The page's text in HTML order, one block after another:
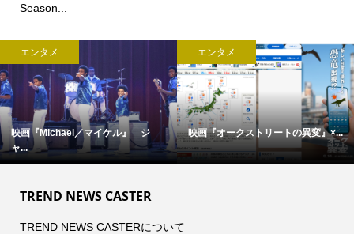
Season...
エンタメ
映画『Michael／マイケル』 ジ
ャ...
エンタメ
映画『オークストリートの異変』×...
TREND NEWS CASTER
TREND NEWS CASTERについて